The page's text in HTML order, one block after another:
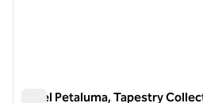
Hotel Petaluma, Tapestry